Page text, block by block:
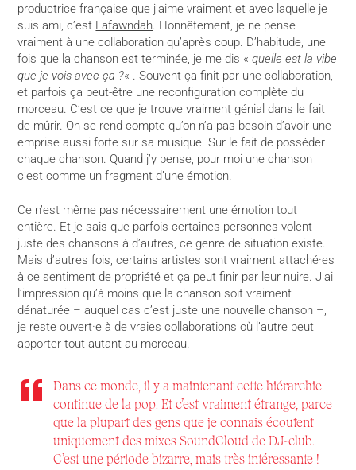
productrice française que j’aime vraiment et avec laquelle je
suis ami, c’est Lafawndah. Honnêtement, je ne pense
vraiment à une collaboration qu’après coup. D’habitude, une
fois que la chanson est terminée, je me dis «quelle est la vibe
que je vois avec ça ?« . Souvent ça finit par une collaboration,
et parfois ça peut-être une reconfiguration complète du
morceau. C’est ce que je trouve vraiment génial dans le fait
de mûrir. On se rend compte qu’on n’a pas besoin d’avoir une
emprise aussi forte sur sa musique. Sur le fait de posséder
chaque chanson. Quand j’y pense, pour moi une chanson
c’est comme un fragment d’une émotion.
Ce n’est même pas nécessairement une émotion tout
entière. Et je sais que parfois certaines personnes volent
juste des chansons à d’autres, ce genre de situation existe.
Mais d’autres fois, certains artistes sont vraiment attaché·es
à ce sentiment de propriété et ça peut finir par leur nuire. J’ai
l’impression qu’à moins que la chanson soit vraiment
dénaturée – auquel cas c’est juste une nouvelle chanson –,
je reste ouvert·e à de vraies collaborations où l’autre peut
apporter tout autant au morceau.
Dans ce monde, il y a maintenant cette hiérarchie
continue de la pop. Et c’est vraiment étrange, parce
que la plupart des gens que je connais écoutent
uniquement des mixes SoundCloud de DJ-club.
C’est une période bizarre, mais très intéressante !